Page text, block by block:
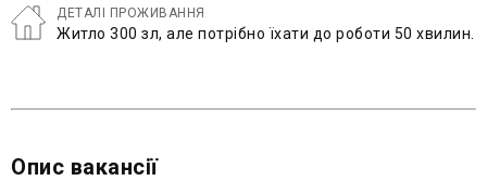
ДЕТАЛІ ПРОЖИВАННЯ
Житло 300 зл, але потрібно їхати до роботи 50 хвилин.
Опис вакансії